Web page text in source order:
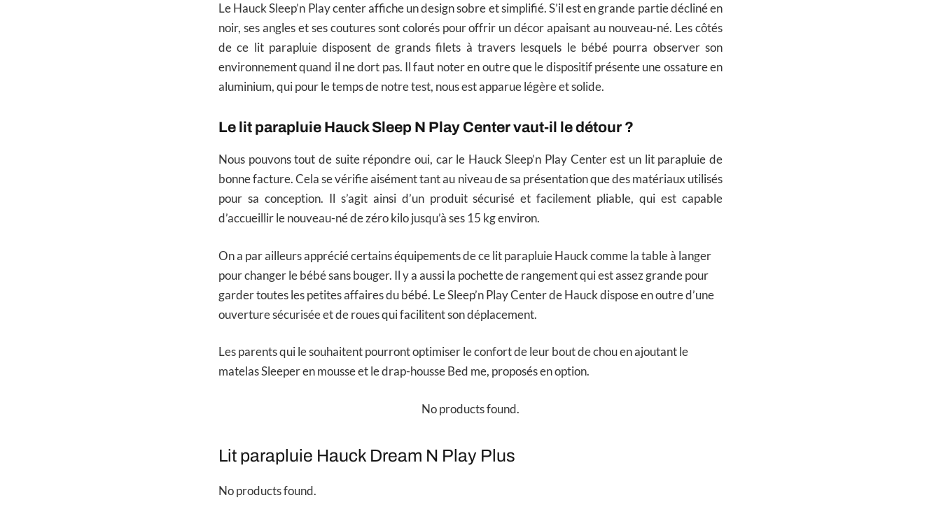
Le Hauck Sleep’n Play center affiche un design sobre et simplifié. S’il est en grande partie décliné en
noir, ses angles et ses coutures sont colorés pour offrir un décor apaisant au nouveau-né. Les côtés
de ce lit parapluie disposent de grands filets à travers lesquels le bébé pourra observer son
environnement quand il ne dort pas. Il faut noter en outre que le dispositif présente une ossature en
aluminium, qui pour le temps de notre test, nous est apparue légère et solide.
Le lit parapluie Hauck Sleep N Play Center vaut-il le détour ?
Nous pouvons tout de suite répondre oui, car le Hauck Sleep’n Play Center est un lit parapluie de
bonne facture. Cela se vérifie aisément tant au niveau de sa présentation que des matériaux utilisés
pour sa conception. Il s’agit ainsi d’un produit sécurisé et facilement pliable, qui est capable
d’accueillir le nouveau-né de zéro kilo jusqu’à ses 15 kg environ.
On a par ailleurs apprécié certains équipements de ce lit parapluie Hauck comme la table à langer
pour changer le bébé sans bouger. Il y a aussi la pochette de rangement qui est assez grande pour
garder toutes les petites affaires du bébé. Le Sleep’n Play Center de Hauck dispose en outre d’une
ouverture sécurisée et de roues qui facilitent son déplacement.
Les parents qui le souhaitent pourront optimiser le confort de leur bout de chou en ajoutant le
matelas Sleeper en mousse et le drap-housse Bed me, proposés en option.
No products found.
Lit parapluie Hauck Dream N Play Plus
No products found.